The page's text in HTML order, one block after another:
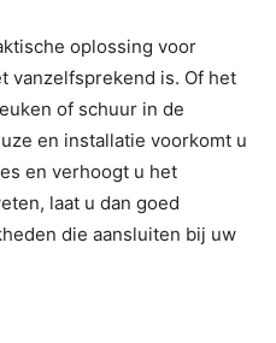
oplossing voor
vanzelfsprekend is. Of het
of schuur in de
en installatie voorkomt u
en verhoogt u het
laat u dan goed
die aansluiten bij uw